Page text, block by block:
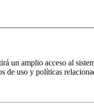
un amplio acceso al
uso y políticas